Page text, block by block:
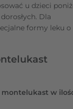
u dzieci
Dla
formy leku o
montelukast w